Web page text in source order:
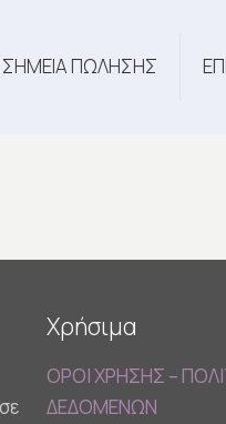
ΣΗΜΕΙΑ ΠΩΛΗΣΗΣ
Χρήσιμα
ΟΡΟΙ ΧΡΗΣΗΣ –
ΔΕΔΟΜΕΝΩΝ